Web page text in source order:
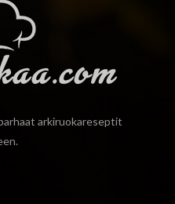
arkiruokareseptit